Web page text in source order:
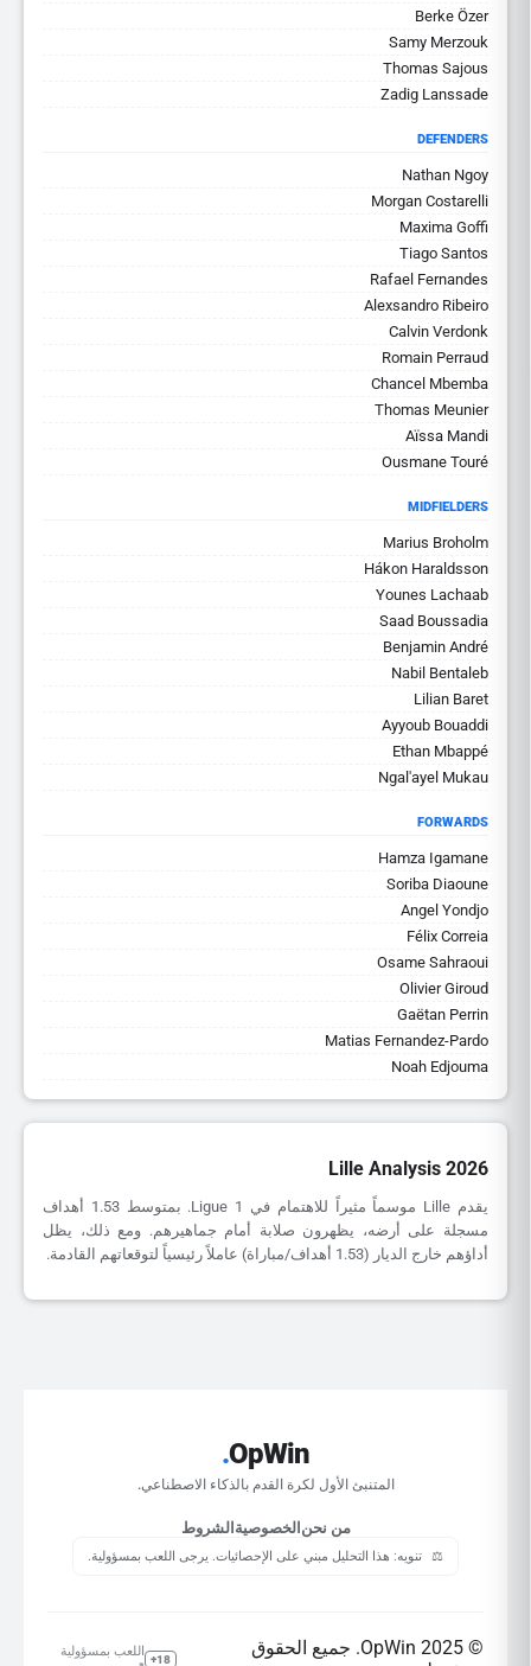
Berke Özer
Samy Merzouk
Thomas Sajous
Zadig Lanssade
DEFENDERS
Nathan Ngoy
Morgan Costarelli
Maxima Goffi
Tiago Santos
Rafael Fernandes
Alexsandro Ribeiro
Calvin Verdonk
Romain Perraud
Chancel Mbemba
Thomas Meunier
Aïssa Mandi
Ousmane Touré
MIDFIELDERS
Marius Broholm
Hákon Haraldsson
Younes Lachaab
Saad Boussadia
Benjamin André
Nabil Bentaleb
Lilian Baret
Ayyoub Bouaddi
Ethan Mbappé
Ngal'ayel Mukau
FORWARDS
Hamza Igamane
Soriba Diaoune
Angel Yondjo
Félix Correia
Osame Sahraoui
Olivier Giroud
Gaëtan Perrin
Matias Fernandez-Pardo
Noah Edjouma
Lille Analysis 2026
يقدم Lille موسماً مثيراً للاهتمام في Ligue 1. بمتوسط 1.53 أهداف
مسجلة على أرضه، يظهرون صلابة أمام جماهيرهم. ومع ذلك، يظل
أداؤهم خارج الديار (1.53 أهداف/مباراة) عاملاً رئيسياً لتوقعاتهم القادمة.
OpWin
.
المتنبئ الأول لكرة القدم بالذكاء الاصطناعي.
من نحن الخصوصية الشروط
⚖️ تنويه: هذا التحليل مبني على الإحصائيات. يرجى اللعب بمسؤولية.
© 2025 OpWin. جميع الحقوق
18+
اللعب بمسؤولية